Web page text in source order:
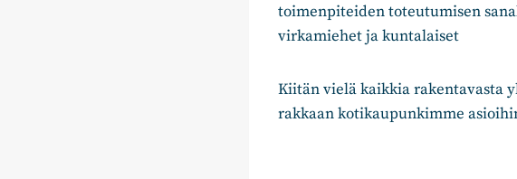
toimenpiteiden toteutumisen
virkamiehet ja kuntalaiset
Kiitän vielä kaikkia rakentavasta
rakkaan kotikaupunkimme